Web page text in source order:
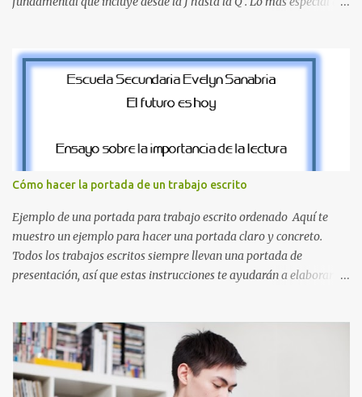
desde la J hasta la Q ¿Qué incluye este bloque de letras? En esta
sección de evecrea.com , encontrarás imágenes individuales en alta
resolución de las siguientes letras: Letras vibrantes : La J y la M en
la Q en amarillo brillante, junto con la N y la P en un verde
inspirado en los niveles de los juegos. Formas icónicas : No te
pierdas la letra O , diseñada con ese estilo geométrico tan carac...
Cómo hacer la portada de un trabajo escrito
Ejemplo de una portada para trabajo escrito ordenado Aquí te
muestro un ejemplo para hacer una portada claro y concreto.
Todos los trabajos escritos siempre llevan una portada de
presentación, así que estas instrucciones te ayudarán a elaborar
compartir el enlace de este artículo para que así como a ti también
ellos se puedan guiar con esta explicación. Los datos esenciales
para una portada para presentar un trabajo escrito a mano o
impreso son los siguientes y en este orden: Nombre de la escuela o